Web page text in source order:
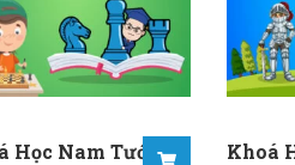
Học Nam Tước Cờ
Khoá